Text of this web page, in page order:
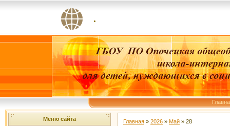
.
Меню сайта
Главная » 2026 » Май » 28